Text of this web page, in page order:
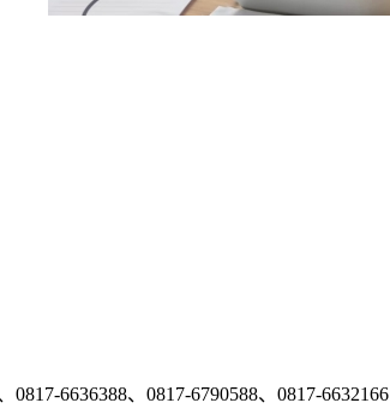
6636388、0817-6790588、0817-6632166